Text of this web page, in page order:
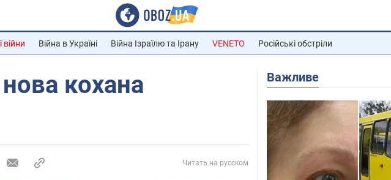
війни Війна в Україні Війна Ізраїлю та Ірану VENETO Російські обстріли
кохана
Читать на русском
Важливе